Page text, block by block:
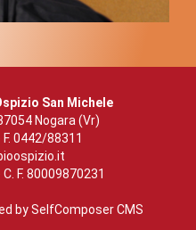
San Michele
Nogara (Vr)
0442/88311
F. 80009870231
by SelfComposer CMS